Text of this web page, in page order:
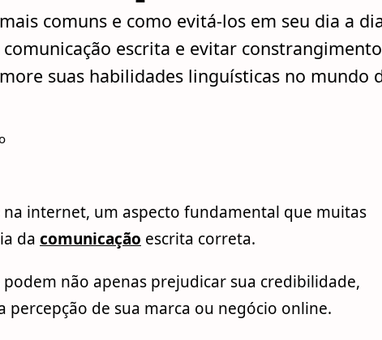
comuns e como evitá-los em seu dia a
escrita e evitar
suas habilidades linguísticas no mundo
na internet, um aspecto fundamental que muitas
da comunicação escrita correta.
não apenas prejudicar sua credibilidade,
de sua marca ou negócio online.